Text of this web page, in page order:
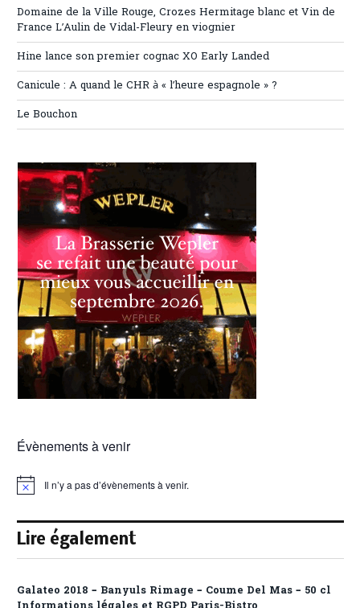
Domaine de la Ville Rouge, Crozes Hermitage blanc et Vin de
France L’Aulin de Vidal-Fleury en viognier
Hine lance son premier cognac XO Early Landed
Canicule : A quand le CHR à « l’heure espagnole » ?
Le Bouchon
Évènements à venir
Notice Il n’y a pas d’évènements à venir.
Lire également
Galateo 2018 – Banyuls Rimage – Coume Del Mas – 50 cl